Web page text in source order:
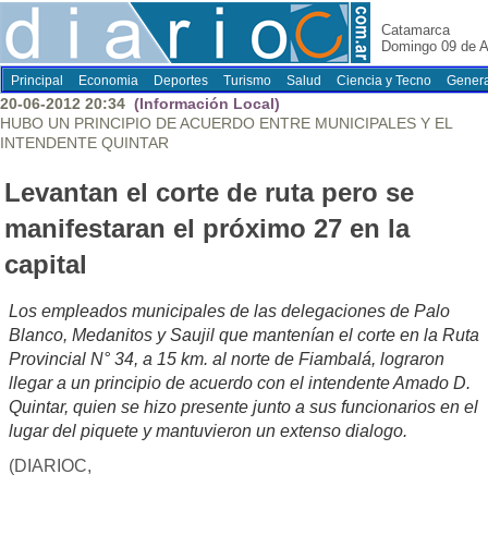
Catamarca
Domingo 09 de
Principal Economia Deportes Turismo Salud Ciencia y Tecno
20-06-2012 20:34 (Información Local)
HUBO UN PRINCIPIO DE ACUERDO ENTRE MUNICIPALES Y EL
INTENDENTE QUINTAR
Levantan el corte de ruta pero se
manifestaran el próximo 27 en la
capital
Los empleados municipales de las delegaciones de Palo
Blanco, Medanitos y Saujil que mantenían el corte en la Ruta
Provincial N° 34, a 15 km. al norte de Fiambalá, lograron
llegar a un principio de acuerdo con el intendente Amado D.
Quintar, quien se hizo presente junto a sus funcionarios en el
lugar del piquete y mantuvieron un extenso dialogo.
(DIARIOC,